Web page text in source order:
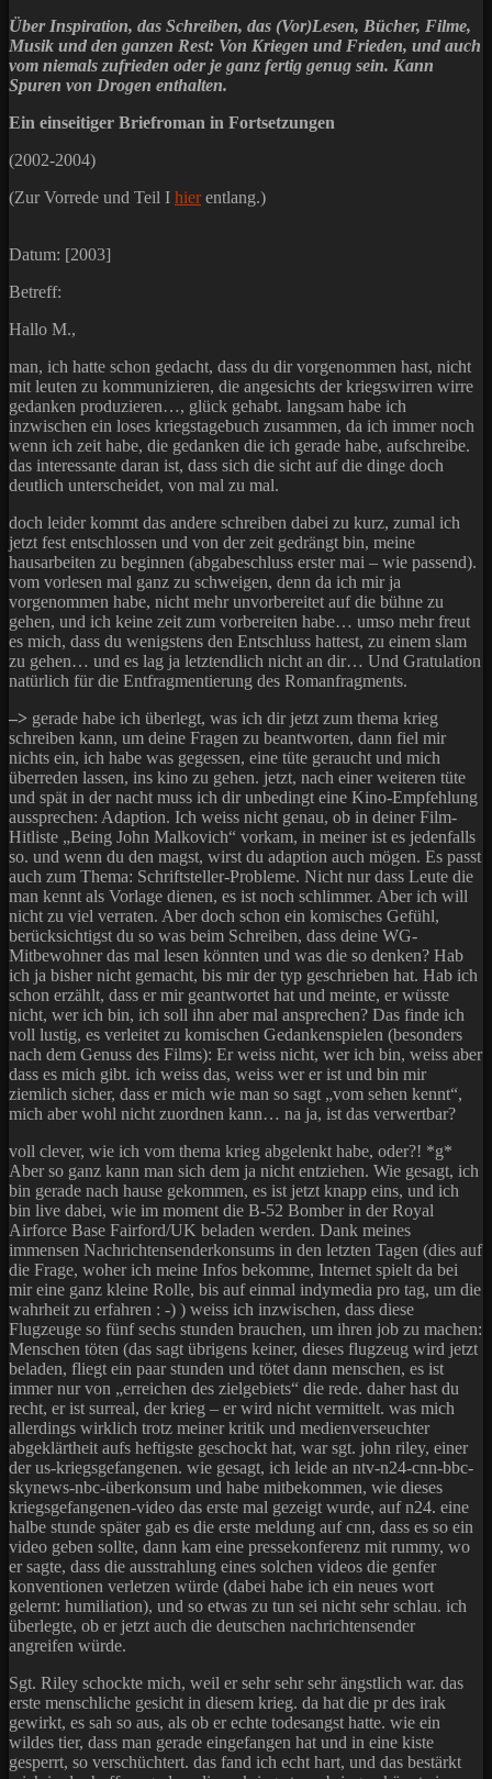
Über Inspiration, das Schreiben, das (Vor)Lesen, Bücher, Filme,
Musik und den ganzen Rest: Von Kriegen und Frieden, und auch
vom niemals zufrieden oder je ganz fertig genug sein. Kann
Spuren von Drogen enthalten.
Ein einseitiger Briefroman in Fortsetzungen
(2002-2004)
(Zur Vorrede und Teil I hierentlang.)
Datum: [2003]
Betreff:
Hallo M.,
man, ich hatte schon gedacht, dass du dir vorgenommen hast, nicht
mit leuten zu kommunizieren, die angesichts der kriegswirren wirre
gedanken produzieren…, glück gehabt. langsam habe ich
inzwischen ein loses kriegstagebuch zusammen, da ich immer noch
wenn ich zeit habe, die gedanken die ich gerade habe, aufschreibe.
das interessante daran ist, dass sich die sicht auf die dinge doch
deutlich unterscheidet, von mal zu mal.
doch leider kommt das andere schreiben dabei zu kurz, zumal ich
jetzt fest entschlossen und von der zeit gedrängt bin, meine
hausarbeiten zu beginnen (abgabeschluss erster mai – wie passend).
vom vorlesen mal ganz zu schweigen, denn da ich mir ja
vorgenommen habe, nicht mehr unvorbereitet auf die bühne zu
gehen, und ich keine zeit zum vorbereiten habe… umso mehr freut
es mich, dass du wenigstens den Entschluss hattest, zu einem slam
zu gehen… und es lag ja letztendlich nicht an dir… Und Gratulation
natürlich für die Entfragmentierung des Romanfragments.
–> gerade habe ich überlegt, was ich dir jetzt zum thema krieg
schreiben kann, um deine Fragen zu beantworten, dann fiel mir
nichts ein, ich habe was gegessen, eine tüte geraucht und mich
überreden lassen, ins kino zu gehen. jetzt, nach einer weiteren tüte
und spät in der nacht muss ich dir unbedingt eine Kino-Empfehlung
aussprechen: Adaption. Ich weiss nicht genau, ob in deiner Film-
Hitliste „Being John Malkovich“ vorkam, in meiner ist es jedenfalls
so. und wenn du den magst, wirst du adaption auch mögen. Es passt
auch zum Thema: Schriftsteller-Probleme. Nicht nur dass Leute die
man kennt als Vorlage dienen, es ist noch schlimmer. Aber ich will
nicht zu viel verraten. Aber doch schon ein komisches Gefühl,
berücksichtigst du so was beim Schreiben, dass deine WG-
Mitbewohner das mal lesen könnten und was die so denken? Hab
ich ja bisher nicht gemacht, bis mir der typ geschrieben hat. Hab ich
schon erzählt, dass er mir geantwortet hat und meinte, er wüsste
nicht, wer ich bin, ich soll ihn aber mal ansprechen? Das finde ich
voll lustig, es verleitet zu komischen Gedankenspielen (besonders
nach dem Genuss des Films): Er weiss nicht, wer ich bin, weiss aber
dass es mich gibt. ich weiss das, weiss wer er ist und bin mir
ziemlich sicher, dass er mich wie man so sagt „vom sehen kennt“,
mich aber wohl nicht zuordnen kann… na ja, ist das verwertbar?
voll clever, wie ich vom thema krieg abgelenkt habe, oder?! *g*
Aber so ganz kann man sich dem ja nicht entziehen. Wie gesagt, ich
bin gerade nach hause gekommen, es ist jetzt knapp eins, und ich
bin live dabei, wie im moment die B-52 Bomber in der Royal
Airforce Base Fairford/UK beladen werden. Dank meines
immensen Nachrichtensenderkonsums in den letzten Tagen (dies auf
die Frage, woher ich meine Infos bekomme, Internet spielt da bei
mir eine ganz kleine Rolle, bis auf einmal indymedia pro tag, um die
wahrheit zu erfahren : -) ) weiss ich inzwischen, dass diese
Flugzeuge so fünf sechs stunden brauchen, um ihren job zu machen:
Menschen töten (das sagt übrigens keiner, dieses flugzeug wird jetzt
beladen, fliegt ein paar stunden und tötet dann menschen, es ist
immer nur von „erreichen des zielgebiets“ die rede. daher hast du
recht, er ist surreal, der krieg – er wird nicht vermittelt. was mich
allerdings wirklich trotz meiner kritik und medienverseuchter
abgeklärtheit aufs heftigste geschockt hat, war sgt. john riley, einer
der us-kriegsgefangenen. wie gesagt, ich leide an ntv-n24-cnn-bbc-
skynews-nbc-überkonsum und habe mitbekommen, wie dieses
kriegsgefangenen-video das erste mal gezeigt wurde, auf n24. eine
halbe stunde später gab es die erste meldung auf cnn, dass es so ein
video geben sollte, dann kam eine pressekonferenz mit rummy, wo
er sagte, dass die ausstrahlung eines solchen videos die genfer
konventionen verletzen würde (dabei habe ich ein neues wort
gelernt: humiliation), und so etwas zu tun sei nicht sehr schlau. ich
überlegte, ob er jetzt auch die deutschen nachrichtensender
angreifen würde.
Sgt. Riley schockte mich, weil er sehr sehr sehr ängstlich war. das
erste menschliche gesicht in diesem krieg. da hat die pr des irak
gewirkt, es sah so aus, als ob er echte todesangst hatte. wie ein
wildes tier, dass man gerade eingefangen hat und in eine kiste
gesperrt, so verschüchtert. das fand ich echt hart, und das bestärkt